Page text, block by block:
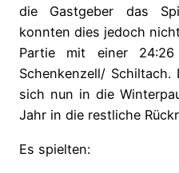
die Gastgeber das
konnten dies jedoch
Partie mit einer
Schenkenzell/ Schiltach.
sich nun in die
Jahr in die restliche
Es spielten: